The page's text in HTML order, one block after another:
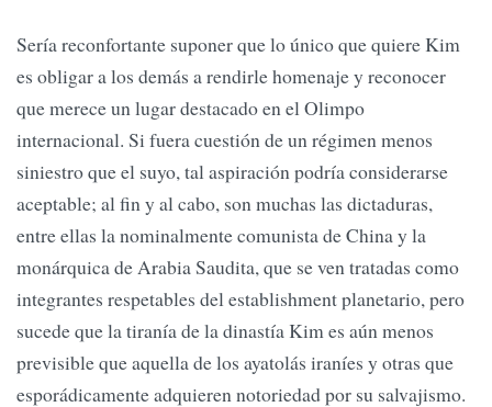
Sería reconfortante suponer que lo único que quiere Kim
es obligar a los demás a rendirle homenaje y reconocer
que merece un lugar destacado en el Olimpo
internacional. Si fuera cuestión de un régimen menos
siniestro que el suyo, tal aspiración podría considerarse
aceptable; al fin y al cabo, son muchas las dictaduras,
entre ellas la nominalmente comunista de China y la
monárquica de Arabia Saudita, que se ven tratadas como
integrantes respetables del establishment planetario, pero
sucede que la tiranía de la dinastía Kim es aún menos
previsible que aquella de los ayatolás iraníes y otras que
esporádicamente adquieren notoriedad por su salvajismo.